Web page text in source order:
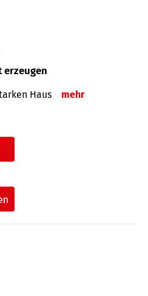
erzeugen
Haus mehr